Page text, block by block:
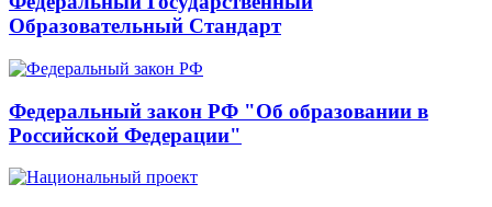
Образовательный Стандарт
Федеральный закон РФ "Об образовании в
Российской Федерации"